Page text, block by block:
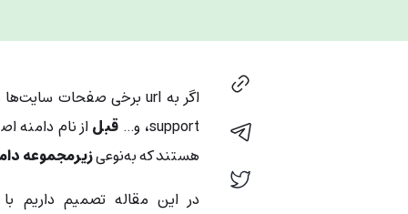
،support و… قبلاز نام
هستند که به‌نوعیزیرمجموعه
در این مقاله تصمیم داریم